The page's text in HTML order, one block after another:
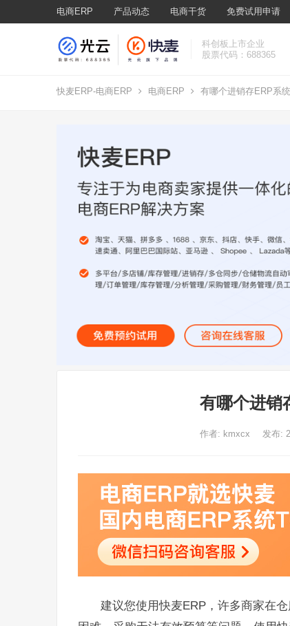
电商ERP 产品动态 电商干货 免费试用申请
科创板上市企业
股票代码：688365
快麦ERP-电商ERP 电商ERP 有哪个进销存ERP系
有哪个进销
作者: kmxcx 发布:
建议您使用快麦ERP，许多商家在